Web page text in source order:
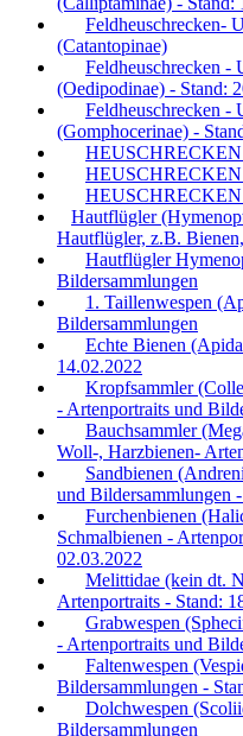
Feldheuschrecken-
(Catantopinae)
Feldheuschrecken -
(Oedipodinae) - Stand:
Feldheuschrecken -
(Gomphocerinae) -
HEUSCHRECKEN
HEUSCHRECKEN
Hautflügler
Hautflügler, z.B.
Hautflügler
Bildersammlungen
1. Taillenwespen
Bildersammlungen
Echte Bienen
14.02.2022
Kropfsammler
- Artenportraits und
Bauchsammler
Woll-, Harzbienen-
Sandbienen
und Bildersammlungen
Furchenbienen
Schmalbienen -
02.03.2022
Melittidae (kein dt.
Artenportraits - Stand:
Grabwespen
- Artenportraits und
Faltenwespen
Bildersammlungen -
Dolchwespen
Bildersammlungen